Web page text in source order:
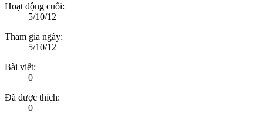
Hoạt động cuối:
5/10/12
Tham gia ngày:
5/10/12
Bài viết:
0
Đã được thích:
0